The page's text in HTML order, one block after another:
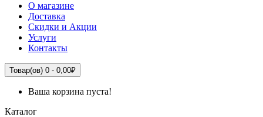
О магазине
Доставка
Скидки и Акции
Услуги
Контакты
Товар(ов) 0 - 0,00₽
Ваша корзина пуста!
Каталог